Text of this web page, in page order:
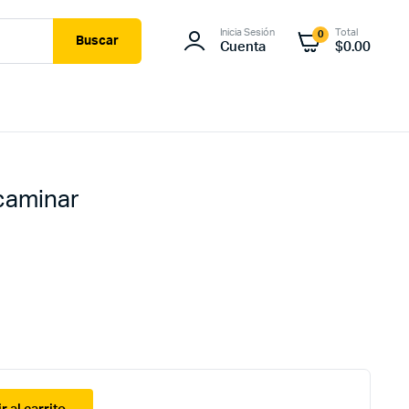
Buscar
Inicia Sesión
Cuenta
0 Total
$0.00